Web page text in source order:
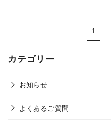
1
カテゴリー
お知らせ
よくあるご質問